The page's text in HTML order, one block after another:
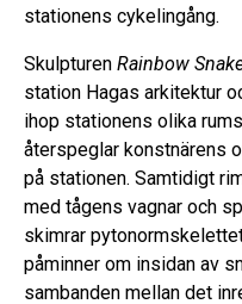
stationens cykelingång.
Skulpturen Rainbow
station Hagas arkitektur
ihop stationens olika
återspeglar konstnärens
på stationen. Samtidigt
med tågens vagnar och
skimrar
påminner om insidan av
sambanden mellan det